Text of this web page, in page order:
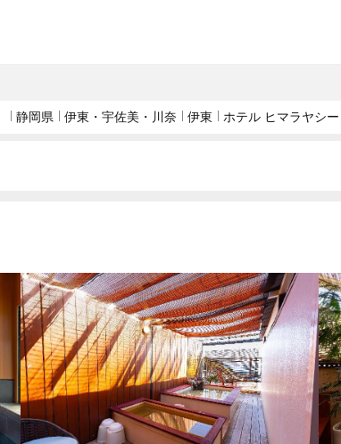
静岡県 伊東・宇佐美・川奈 伊東 ホテル ヒマラヤシー